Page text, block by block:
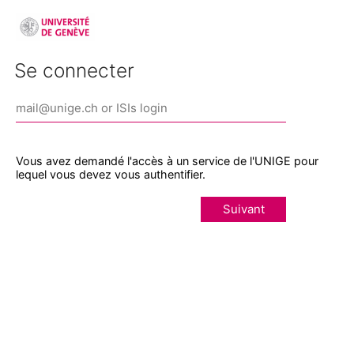
Se connecter
Vous avez demandé l'accès à un service de l'UNIGE pour
lequel vous devez vous authentifier.
Suivant